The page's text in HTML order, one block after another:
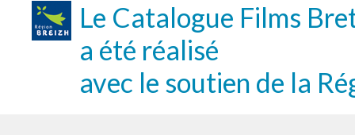
Le Catalogue Films
a été réalisé
avec le soutien de la